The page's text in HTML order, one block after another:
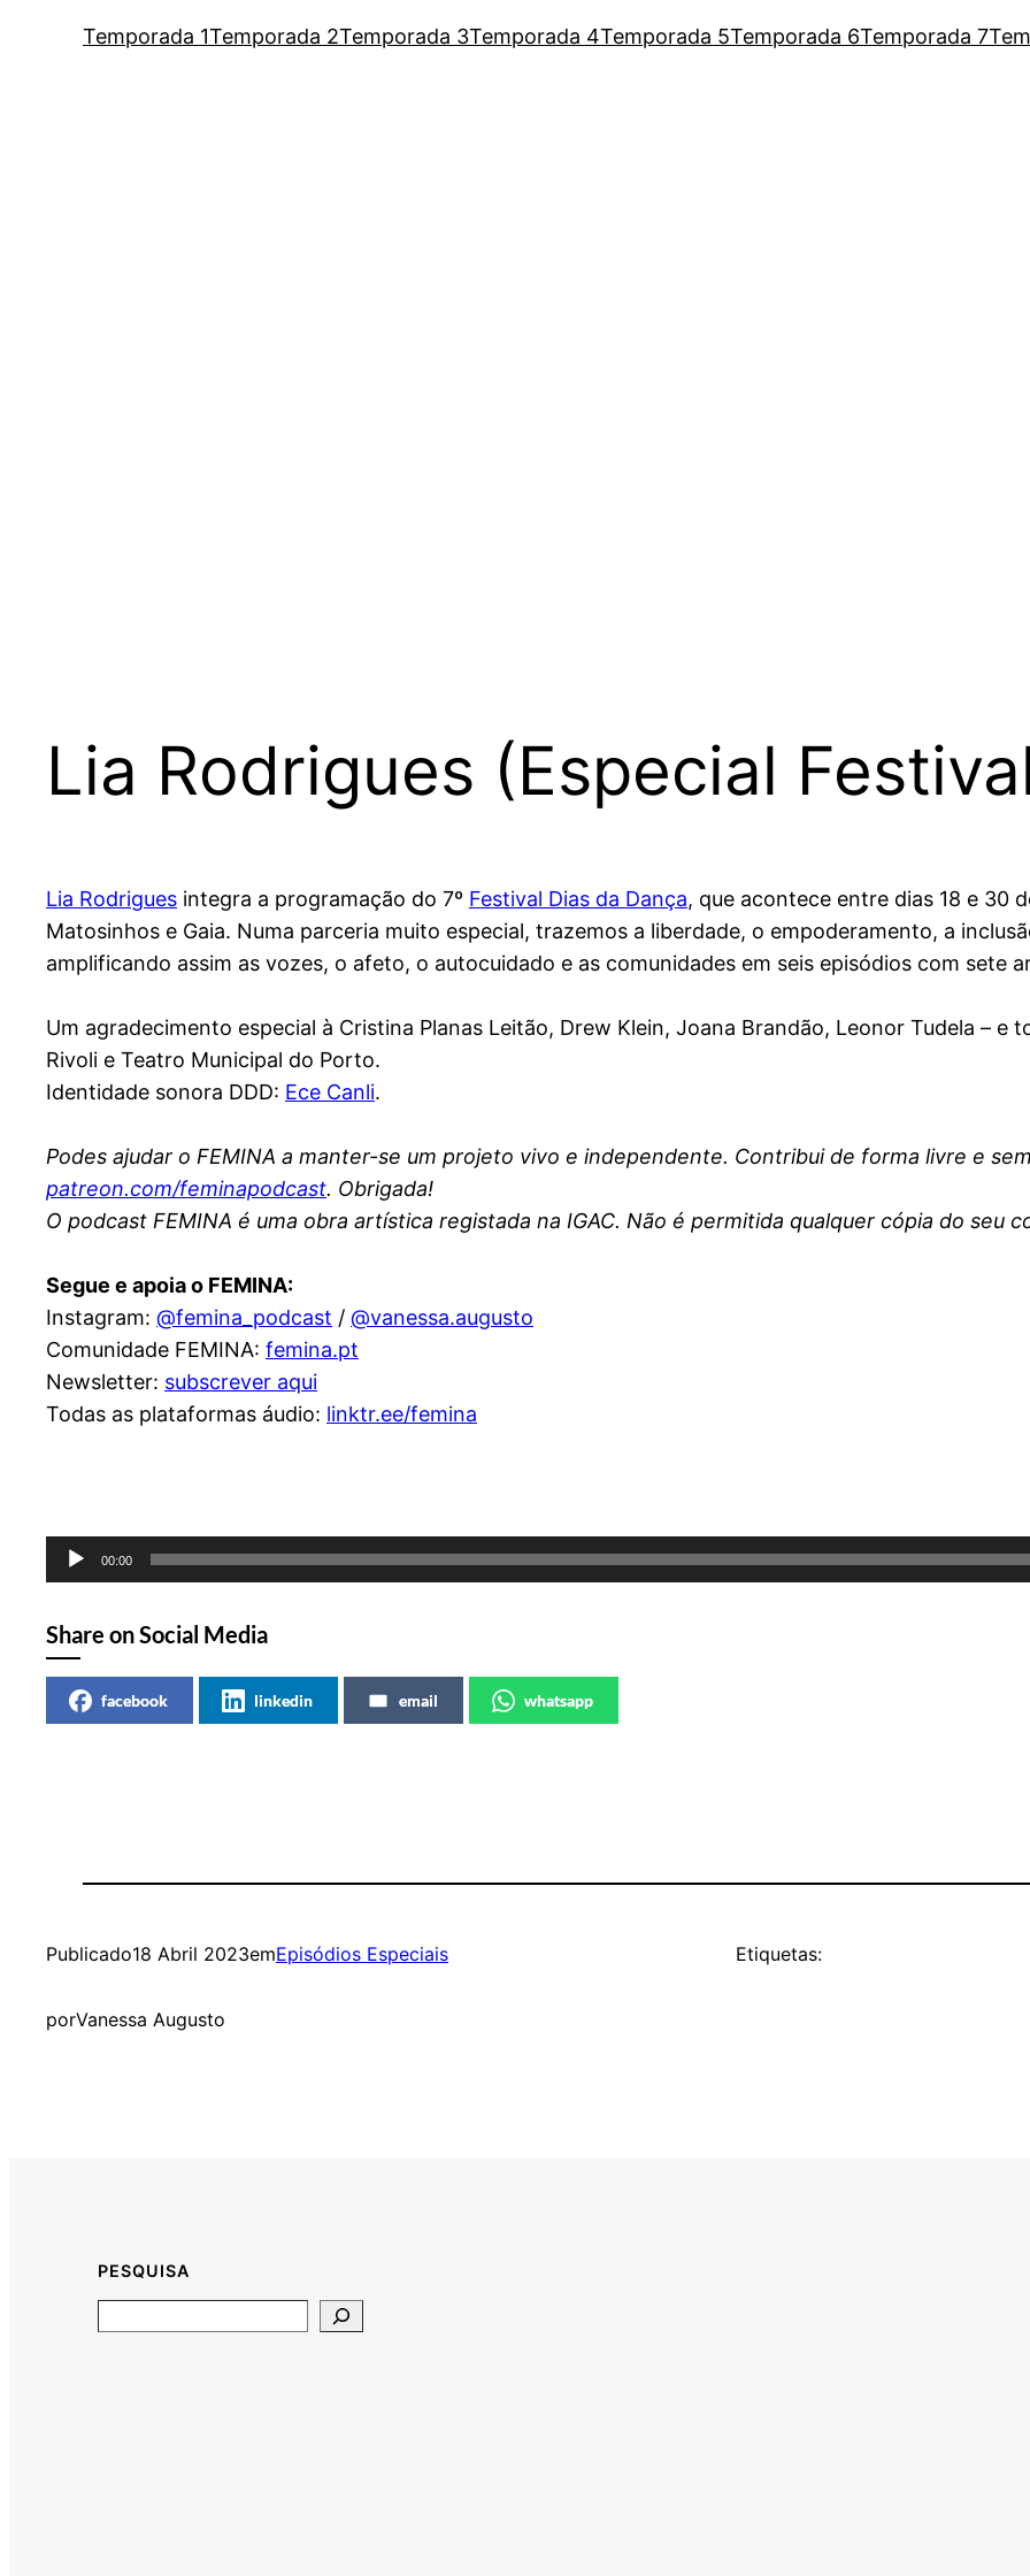
Temporada 1Temporada 2Temporada 3Temporada 4Temporada 5Temporada 6Temporada 7
Lia Rodrigues (Especial
Lia Rodrigues integra a programação do 7º Festival Dias da Dança, que acontece entre dias 18 e 30
Matosinhos e Gaia. Numa parceria muito especial, trazemos a liberdade, o empoderamento, a
amplificando assim as vozes, o afeto, o autocuidado e as comunidades em seis episódios com sete
Um agradecimento especial à Cristina Planas Leitão, Drew Klein, Joana Brandão, Leonor Tudela – e
Rivoli e Teatro Municipal do Porto.
Identidade sonora DDD: Ece Canli.
Podes ajudar o FEMINA a manter-se um projeto vivo e independente. Contribui de forma livre e
patreon.com/feminapodcast. Obrigada!
O podcast FEMINA é uma obra artística registada na IGAC. Não é permitida qualquer cópia do seu
Segue e apoia o FEMINA:
Instagram: @femina_podcast / @vanessa.augusto
Comunidade FEMINA: femina.pt
Newsletter: subscrever aqui
Todas as plataformas áudio: linktr.ee/femina
Reprodutor
de
00:00
Share on Social Media
facebook linkedin email whatsapp
Publicado18 Abril 2023emEpisódios Especiais
porVanessa Augusto
Etiquetas:
PESQUISA